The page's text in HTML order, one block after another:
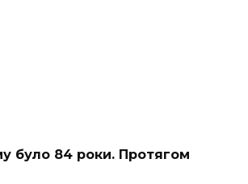
було 84 роки. Протягом